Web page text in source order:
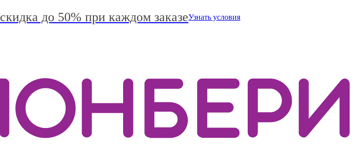
скидка до 50% при каждом заказеУзнать условия